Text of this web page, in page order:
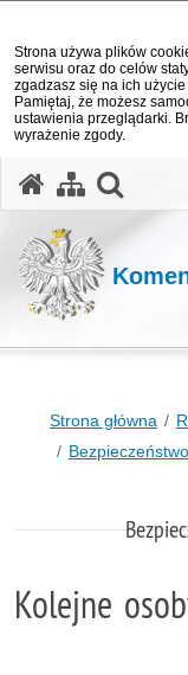
Strona używa plików
serwisu oraz do celów
zgadzasz się na ich
Pamiętaj, że możesz
ustawienia przeglądarki.
wyrażenie zgody.
Strona główna
Kolejne